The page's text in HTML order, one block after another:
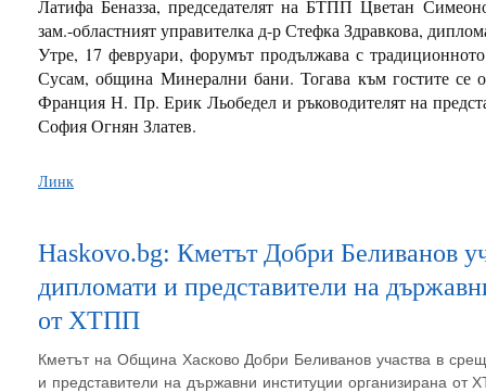
Латифа Беназза, председателят на БТПП Цветан
зам.-областният управителка д-р Стефка Здравкова,
Утре, 17 февруари, форумът продължава с
Сусам, община Минерални бани. Тогава към гостите се
Франция Н. Пр. Ерик Льобедел и ръководителят на
София Огнян Златев.
Линк
Haskovo.bg: Кметът Добри Беливанов
дипломати и представители на
от ХТПП
Кметът на Община Хасково Добри Беливанов участва в
и представители на държавни институции организирана от